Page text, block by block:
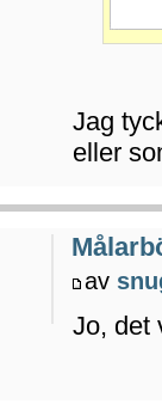
Jag
eller
av
Jo, det